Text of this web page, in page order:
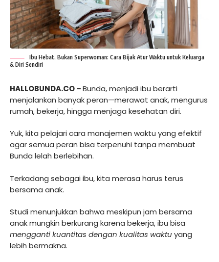
Ibu Hebat, Bukan Superwoman: Cara Bijak Atur Waktu untuk Keluarga
& Diri Sendiri
HALLOBUNDA.CO–Bunda, menjadi ibu berarti
menjalankan banyak peran—merawat anak, mengurus
rumah, bekerja, hingga menjaga kesehatan diri.
Yuk, kita pelajari cara manajemen waktu yang efektif
agar semua peran bisa terpenuhi tanpa membuat
Bunda lelah berlebihan.
Terkadang sebagai ibu, kita merasa harus terus
bersama anak.
Studi menunjukkan bahwa meskipun jam bersama
anak mungkin berkurang karena bekerja, ibu bisa
mengganti kuantitas dengan kualitas waktu yang
lebih bermakna.